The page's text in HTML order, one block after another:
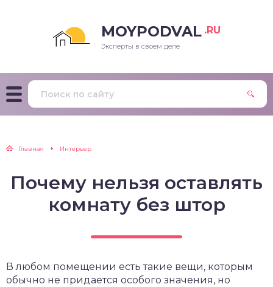
MOYPODVAL .RU
Эксперты в своем деле
Главная Интерьер
Почему нельзя оставлять
комнату без штор
В любом помещении есть такие вещи, которым
обычно не придается особого значения, но